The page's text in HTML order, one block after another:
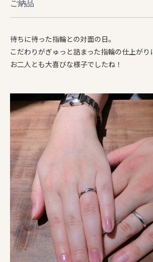
ご納品
待ちに待った指輪との対面の日。
こだわりがぎゅっと詰まった指輪の仕上がり
お二人とも大喜びな様子でしたね！